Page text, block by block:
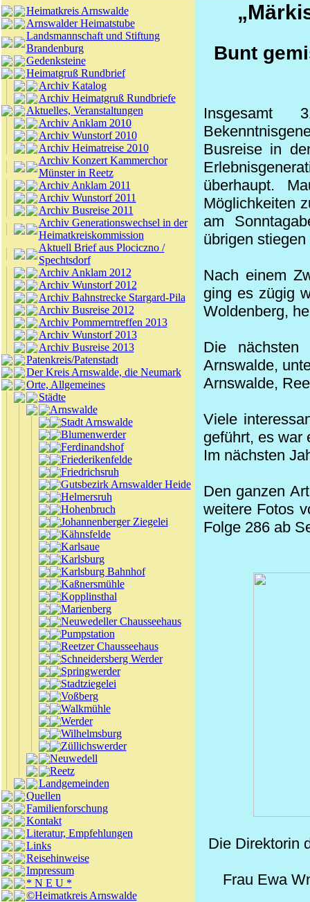
Heimatkreis Arnswalde
Arnswalder Heimatstube
Landsmannschaft und Stiftung
Brandenburg
Gedenksteine
Heimatgruß Rundbrief
Archiv Katalog
Archiv Heimatgruß Rundbriefe
Aktuelles, Veranstaltungen
Archiv Anklam 2010
Archiv Wunstorf 2010
Archiv Heimatreise 2010
Archiv Konzert Kammerchor
Münster in Reetz
Archiv Anklam 2011
Archiv Wunstorf 2011
Archiv Busreise 2011
Archiv Generationswechsel in der
Heimatkreiskommission
Aktuell Brief aus Plociczno /
Spechtsdorf
Archiv Anklam 2012
Archiv Wunstorf 2012
Archiv Bahnstrecke Stargard-Pila
Archiv Busreise 2012
Archiv Pommerntreffen 2013
Archiv Wunstorf 2013
Archiv Busreise 2013
Patenkreis/Patenstadt
Der Kreis Arnswalde, die Neumark
Orte, Allgemeines
Städte
Arnswalde
Stadt Arnswalde
Blumenwerder
Ferdinandshof
Friederikenfelde
Friedrichsruh
Gutsbezirk Arnswalder Heide
Helmersruh
Hohenbruch
Johannenberger Ziegelei
Kähnsfelde
Karlsaue
Karlsburg
Karlsburg Bahnhof
Kaßnersmühle
Kopplinsthal
Marienberg
Neuwedeller Chausseehaus
Pumpstation
Reetzer Chausseehaus
Schneidersberg Werder
Springwerder
Stadtziegelei
Voßberg
Walkmühle
Werder
Wilhelmsburg
Züllichswerder
Neuwedell
Reetz
Landgemeinden
Quellen
Familienforschung
Kontakt
Literatur, Empfehlungen
Links
Reisehinweise
Impressum
* N E U *
©Heimatkreis Arnswalde
Bunt
Insgesamt
Busreise in
überhaupt.
Möglichkeiten
am
übrigen
Nach einem
ging es zügig
Woldenberg,
Die
Arnswalde,
Arnswalde,
Viele
geführt, es war
Im nächsten
Den ganzen
weitere Fotos
Folge 286 ab
Die Direktorin
Frau Ewa